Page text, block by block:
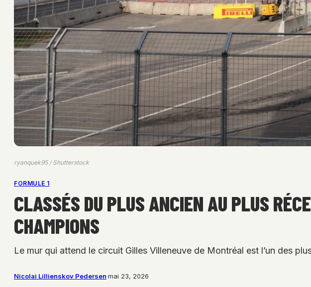
ryanquek95 / Shutterstock
FORMULE 1
CLASSÉS DU PLUS ANCIEN AU PLUS
CHAMPIONS
Le mur qui attend le circuit Gilles Villeneuve de Montréal est l’un des
Nicolai Lillienskov Pedersen·mai 23, 2026